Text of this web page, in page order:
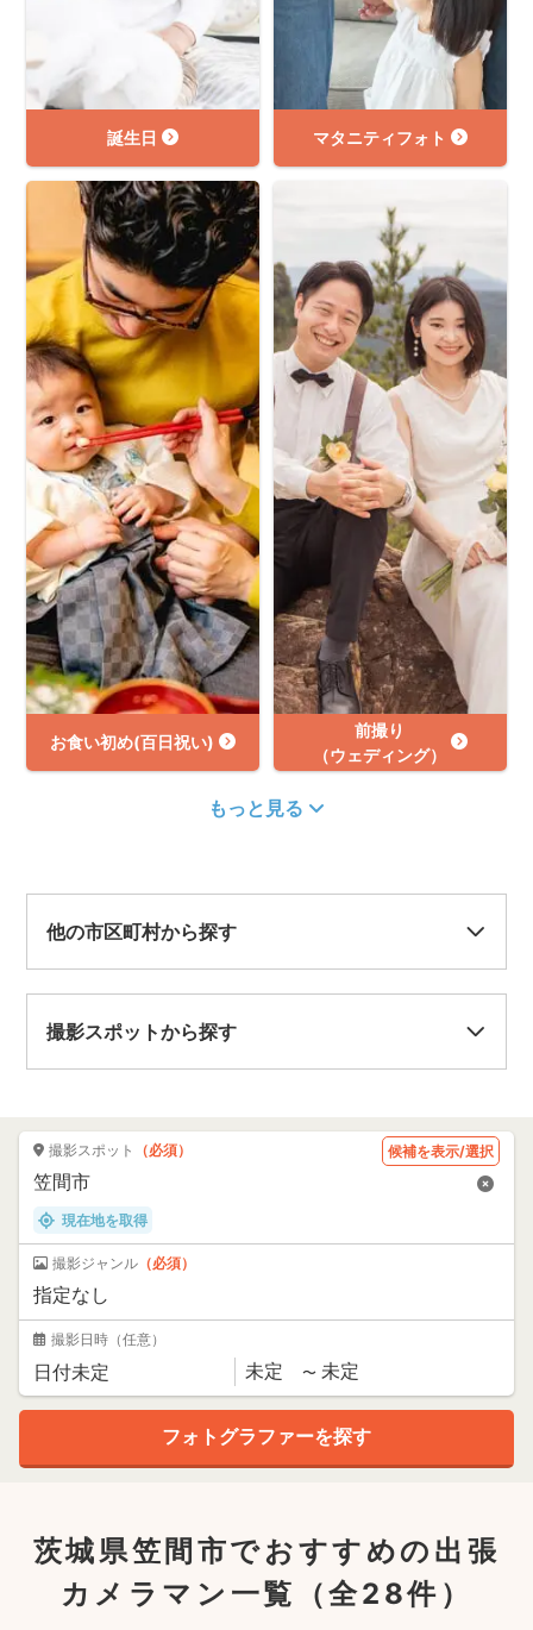
誕生日 マタニティフォト
お食い初め(百日祝い)
前撮り
（ウェディング）
もっと見る
他の市区町村から探す
撮影スポットから探す
撮影スポット （必須） 候補を表示/選択
現在地を取得
撮影ジャンル （必須）
撮影日時 （任意）
茨城県笠間市でおすすめの出張
カメラマン一覧
（全28件）